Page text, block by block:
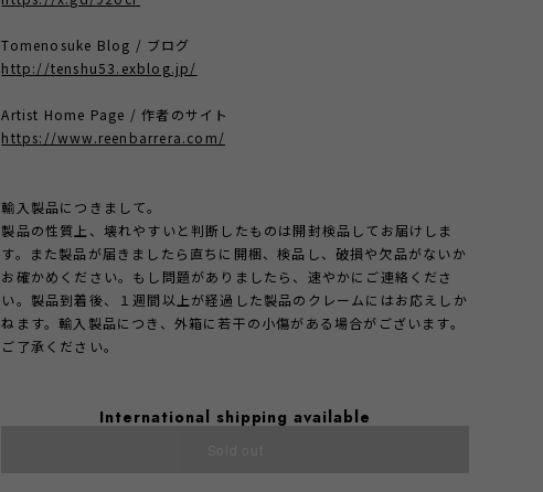
Tomenosuke Blog / ブログ
http://tenshu53.exblog.jp/
Artist Home Page / 作者のサイト
https://www.reenbarrera.com/
輸入製品につきまして。
製品の性質上、壊れやすいと判断したものは開封検品してお届けしま
す。また製品が届きましたら直ちに開梱、検品し、破損や欠品がないか
お確かめください。もし問題がありましたら、速やかにご連絡くださ
い。製品到着後、１週間以上が経過した製品のクレームにはお応えしか
ねます。輸入製品につき、外箱に若干の小傷がある場合がございます。
ご了承ください。
International shipping available